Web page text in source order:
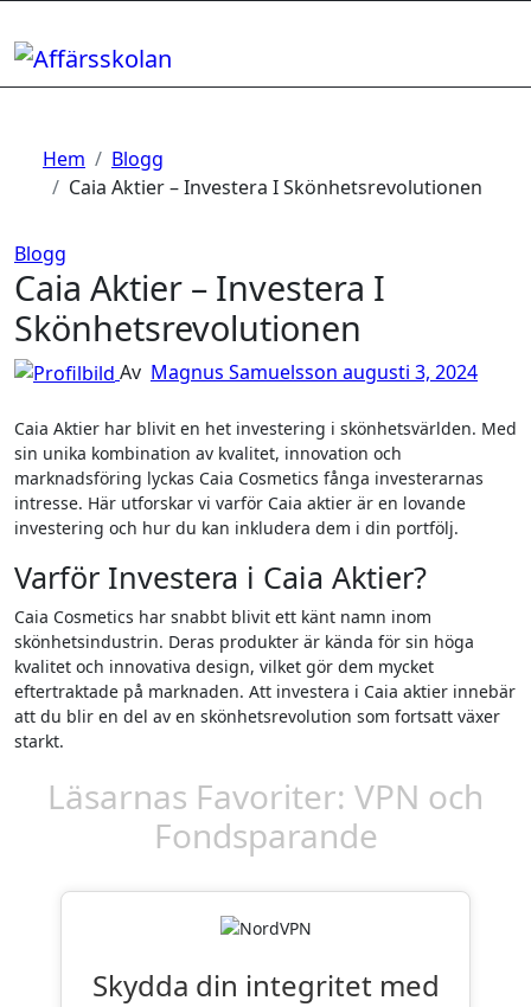
till
innehåll
Hem
Blogg
Caia Aktier – Investera I Skönhetsrevolutionen
Blogg
Caia Aktier – Investera I
Skönhetsrevolutionen
Av Magnus Samuelsson augusti 3, 2024
Caia Aktier har blivit en het investering i skönhetsvärlden. Med
sin unika kombination av kvalitet, innovation och
marknadsföring lyckas Caia Cosmetics fånga investerarnas
intresse. Här utforskar vi varför Caia aktier är en lovande
investering och hur du kan inkludera dem i din portfölj.
Varför Investera i Caia Aktier?
Caia Cosmetics har snabbt blivit ett känt namn inom
skönhetsindustrin. Deras produkter är kända för sin höga
kvalitet och innovativa design, vilket gör dem mycket
eftertraktade på marknaden. Att investera i Caia aktier innebär
att du blir en del av en skönhetsrevolution som fortsatt växer
starkt.
Läsarnas Favoriter: VPN och
Fondsparande
Skydda din integritet med